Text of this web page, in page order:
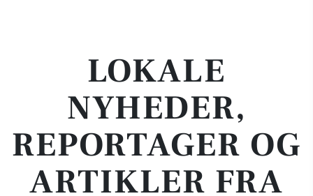
LOKALE
NYHEDER,
REPORTAGER OG
ARTIKLER FRA